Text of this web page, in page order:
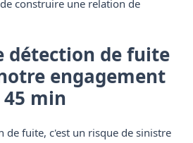
construire une relation de
détection de fuite
engagement
45 min
de fuite, c'est un risque de sinistre